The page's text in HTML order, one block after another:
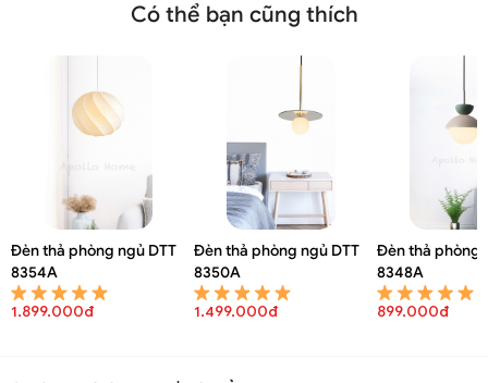
Có thể bạn cũng thích
Đèn thả phòng ngủ DTT
8354A
1.899.000đ
Đèn thả phòng ngủ DTT
8350A
1.499.000đ
Đèn thả phòng
8348A
899.000đ